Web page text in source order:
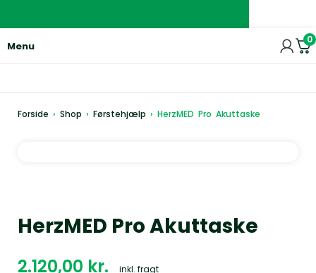
Menu 0
Forside › Shop › Førstehjælp › HerzMED Pro Akuttaske
HerzMED Pro Akuttaske
kr. inkl. fragt